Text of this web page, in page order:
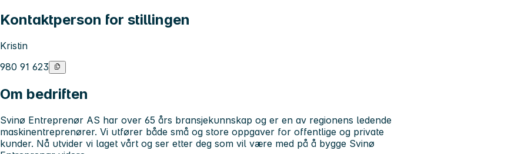
Kontaktperson for stillingen
Kristin
980 91 623
Om bedriften
Svinø Entreprenør AS har over 65 års bransjekunnskap og er en av regionens ledende
maskinentreprenører. Vi utfører både små og store oppgaver for offentlige og private
kunder. Nå utvider vi laget vårt og ser etter deg som vil være med på å bygge Svinø